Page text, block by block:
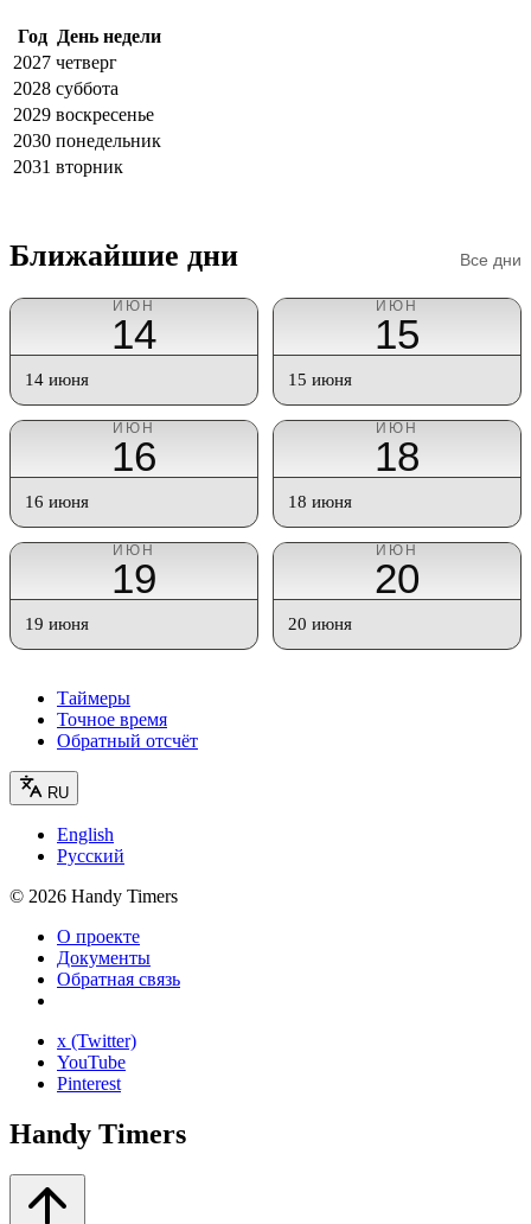
Год
День недели
2027 четверг
2028 суббота
2029 воскресенье
2030 понедельник
2031 вторник
Ближайшие дни Все дни
ИЮН
14
14 июня
ИЮН
15
15 июня
ИЮН
16
16 июня
ИЮН
18
18 июня
ИЮН
19
19 июня
ИЮН
20
20 июня
Таймеры
Точное время
Обратный отсчёт
RU
English
Русский
© 2026 Handy Timers
О проекте
Документы
Обратная связь
x (Twitter)
YouTube
Pinterest
Handy Timers